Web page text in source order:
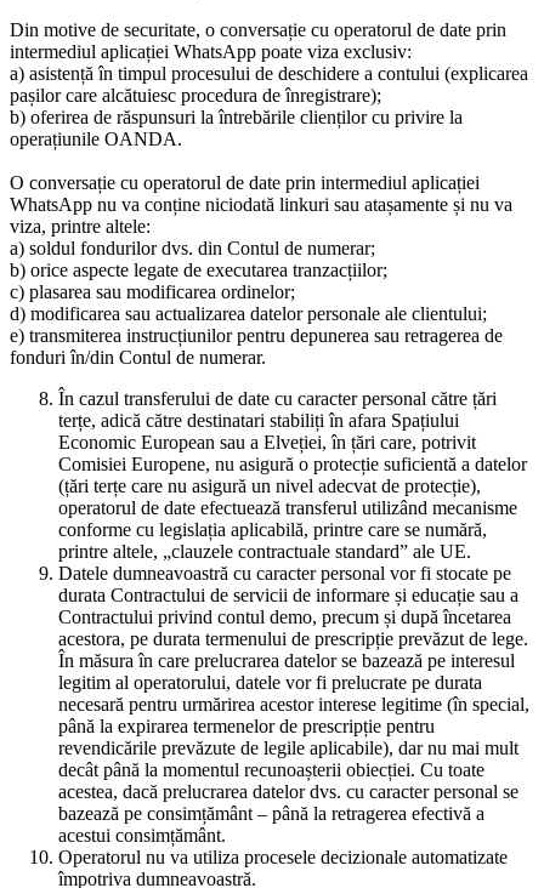
Din motive de securitate, o conversație cu operatorul de date prin
intermediul aplicației WhatsApp poate viza exclusiv:
a) asistență în timpul procesului de deschidere a contului (explicarea
pașilor care alcătuiesc procedura de înregistrare);
b) oferirea de răspunsuri la întrebările clienților cu privire la
operațiunile OANDA.
O conversație cu operatorul de date prin intermediul aplicației
WhatsApp nu va conține niciodată linkuri sau atașamente și nu va
viza, printre altele:
a) soldul fondurilor dvs. din Contul de numerar;
b) orice aspecte legate de executarea tranzacțiilor;
c) plasarea sau modificarea ordinelor;
d) modificarea sau actualizarea datelor personale ale clientului;
e) transmiterea instrucțiunilor pentru depunerea sau retragerea de
fonduri în/din Contul de numerar.
În cazul transferului de date cu caracter personal către țări
terțe, adică către destinatari stabiliți în afara Spațiului
Economic European sau a Elveției, în țări care, potrivit
Comisiei Europene, nu asigură o protecție suficientă a datelor
(țări terțe care nu asigură un nivel adecvat de protecție),
operatorul de date efectuează transferul utilizând mecanisme
conforme cu legislația aplicabilă, printre care se numără,
printre altele, „clauzele contractuale standard” ale UE.
Datele dumneavoastră cu caracter personal vor fi stocate pe
durata Contractului de servicii de informare și educație sau a
Contractului privind contul demo, precum și după încetarea
acestora, pe durata termenului de prescripție prevăzut de lege.
În măsura în care prelucrarea datelor se bazează pe interesul
legitim al operatorului, datele vor fi prelucrate pe durata
necesară pentru urmărirea acestor interese legitime (în special,
până la expirarea termenelor de prescripție pentru
revendicările prevăzute de legile aplicabile), dar nu mai mult
decât până la momentul recunoașterii obiecției. Cu toate
acestea, dacă prelucrarea datelor dvs. cu caracter personal se
bazează pe consimțământ – până la retragerea efectivă a
acestui consimțământ.
Operatorul nu va utiliza procesele decizionale automatizate
împotriva dumneavoastră.